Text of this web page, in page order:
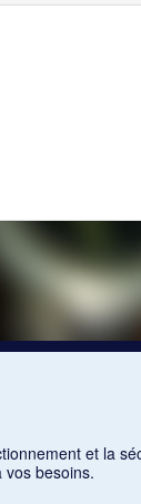
et la
besoins.